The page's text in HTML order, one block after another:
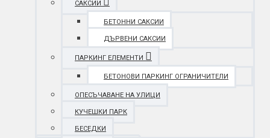
САКСИИ
БЕТОННИ САКСИИ
ДЪРВЕНИ САКСИИ
ПАРКИНГ ЕЛЕМЕНТИ
БЕТОНОВИ ПАРКИНГ ОГРАНИЧИТЕЛИ
ОПЕСЪЧАВАНЕ НА УЛИЦИ
КУЧЕШКИ ПАРК
БЕСЕДКИ